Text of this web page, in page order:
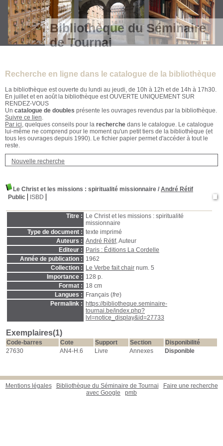
Bibliothèque du Séminaire
de Tournai
Recherche en ligne dans le catalogue de la bibliothèque
La bibliothèque est ouverte du lundi au jeudi, de 10h à 12h et de 14h à 17h30.
En juillet et en août la bibliothèque est OUVERTE UNIQUEMENT SUR
RENDEZ-VOUS
Un catalogue de doubles présente les ouvrages revendus par la bibliothèque.
Suivre ce lien.
Par ici, quelques conseils pour la recherche dans le catalogue. Le catalogue
lui-même ne comprend pour le moment qu'un petit tiers de la bibliothèque (et
tous les ouvrages depuis 1990). Le fichier papier permet d'accéder à tout le
reste.
Nouvelle recherche
Le Christ et les missions : spiritualité missionnaire / André Rétif
Public
ISBD
Titre :
Le Christ et les missions : spiritualité
missionnaire
Type de document : texte imprimé
Auteurs : André Rétif, Auteur
Editeur :
Paris : Éditions La Cordelle
Année de publication : 1962
Collection :
Le Verbe fait chair num. 5
Importance : 128 p.
Format : 18 cm
Langues :
Français (fre)
Permalink :
https://bibliotheque.seminaire-
tournai.be/index.php?
lvl=notice_display&id=27733
Exemplaires(1)
Code-barres Cote Support Section
Disponibilité
27630
AN4-H.6 Livre Annexes Disponible
Mentions légales Bibliothèque du Séminaire de Tournai
Faire une recherche
avec Google
pmb